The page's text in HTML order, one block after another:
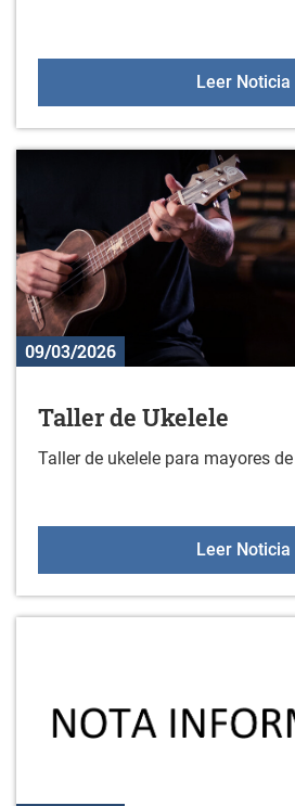
Leer Noticia
09/03/2026
Taller de Ukelele
Taller de ukelele para mayores
Leer Noticia